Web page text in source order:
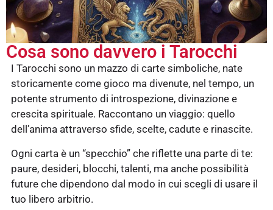
Cosa sono davvero i Tarocchi
I Tarocchi sono un mazzo di carte simboliche, nate
storicamente come gioco ma divenute, nel tempo, un
potente strumento di introspezione, divinazione e
crescita spirituale. Raccontano un viaggio: quello
dell’anima attraverso sfide, scelte, cadute e rinascite.
Ogni carta è un “specchio” che riflette una parte di te:
paure, desideri, blocchi, talenti, ma anche possibilità
future che dipendono dal modo in cui scegli di usare il
tuo libero arbitrio.